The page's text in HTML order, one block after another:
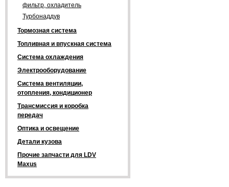
фильтр, охладитель
Турбонаддув
Тормозная система
Топливная и впускная система
Система охлаждения
Электрооборудование
Система вентиляции,
отопления, кондиционер
Трансмиссия и коробка
передач
Оптика и освещение
Детали кузова
Прочие запчасти для LDV
Maxus